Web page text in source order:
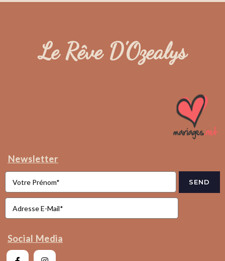
Le Rêve D'Ozealys
Newsletter
SEND
Social Media